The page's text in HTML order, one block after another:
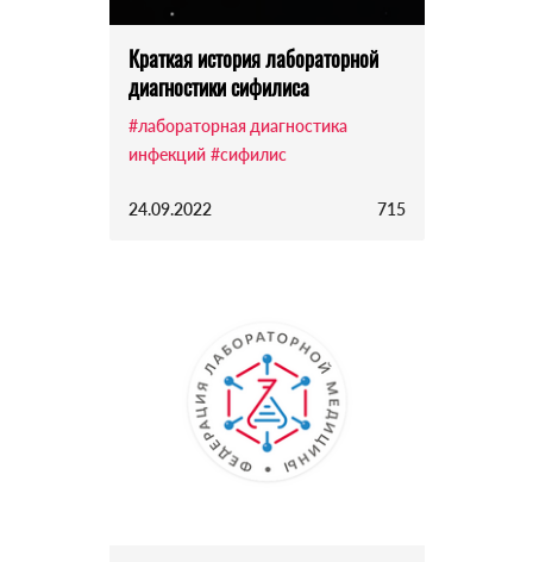
Краткая история лабораторной
диагностики сифилиса
#лабораторная диагностика
инфекций #сифилис
24.09.2022 715